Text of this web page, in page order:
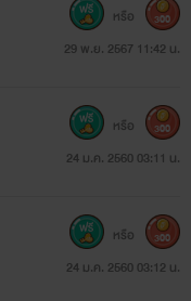
29 พ.ย. 2567 11:42 น.
หรือ 300
24 ม.ค. 2560 03:11 น.
หรือ 300
24 ม.ค. 2560 03:12 น.
หรือ 300